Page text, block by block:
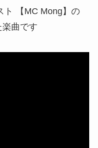
【MC Mong】の
曲です